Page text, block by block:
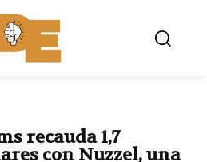
recauda 1,7
con Nuzzel, una